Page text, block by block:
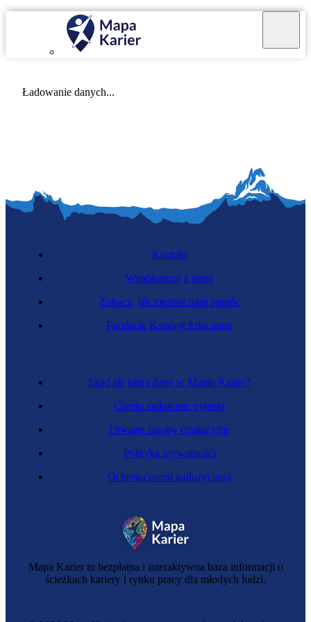
Ładowanie danych...
Mapa Karier to bezpłatna i interaktywna baza informacji o
ścieżkach kariery i rynku pracy dla młodych ludzi.
Skąd się biorą dane w Mapie Karier?
Często zadawane pytania
Otwarte zasoby edukacyjne
Polityka prywatności
Ochrona przed nadużyciami
Kontakt
Współpracuj z nami
Zobacz, jak możesz nam pomóc
Fundacja Katalyst Education